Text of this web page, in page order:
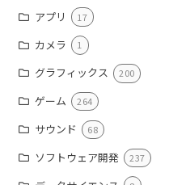
アプリ 17
カメラ 1
グラフィックス 200
ゲーム 264
サウンド 68
ソフトウェア開発 237